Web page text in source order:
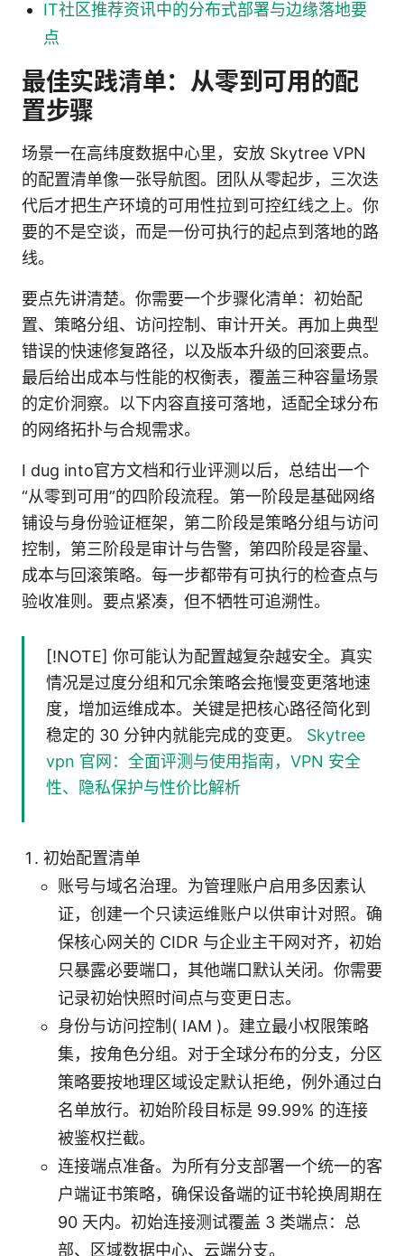
IT社区推荐资讯中的分布式部署与边缘落地要
点
最佳实践清单：从零到可用的配
置步骤
场景一在高纬度数据中心里，安放 Skytree VPN
的配置清单像一张导航图。团队从零起步，三次迭
代后才把生产环境的可用性拉到可控红线之上。你
要的不是空谈，而是一份可执行的起点到落地的路
线。
要点先讲清楚。你需要一个步骤化清单：初始配
置、策略分组、访问控制、审计开关。再加上典型
错误的快速修复路径，以及版本升级的回滚要点。
最后给出成本与性能的权衡表，覆盖三种容量场景
的定价洞察。以下内容直接可落地，适配全球分布
的网络拓扑与合规需求。
I dug into官方文档和行业评测以后，总结出一个
“从零到可用”的四阶段流程。第一阶段是基础网络
铺设与身份验证框架，第二阶段是策略分组与访问
控制，第三阶段是审计与告警，第四阶段是容量、
成本与回滚策略。每一步都带有可执行的检查点与
验收准则。要点紧凑，但不牺牲可追溯性。
[!NOTE] 你可能认为配置越复杂越安全。真实
情况是过度分组和冗余策略会拖慢变更落地速
度，增加运维成本。关键是把核心路径简化到
稳定的 30 分钟内就能完成的变更。 Skytree
vpn 官网：全面评测与使用指南，VPN 安全
性、隐私保护与性价比解析
初始配置清单
账号与域名治理。为管理账户启用多因素认
证，创建一个只读运维账户以供审计对照。确
保核心网关的 CIDR 与企业主干网对齐，初始
只暴露必要端口，其他端口默认关闭。你需要
记录初始快照时间点与变更日志。
身份与访问控制( IAM )。建立最小权限策略
集，按角色分组。对于全球分布的分支，分区
策略要按地理区域设定默认拒绝，例外通过白
名单放行。初始阶段目标是 99.99% 的连接
被鉴权拦截。
连接端点准备。为所有分支部署一个统一的客
户端证书策略，确保设备端的证书轮换周期在
90 天内。初始连接测试覆盖 3 类端点：总
部、区域数据中心、云端分支。